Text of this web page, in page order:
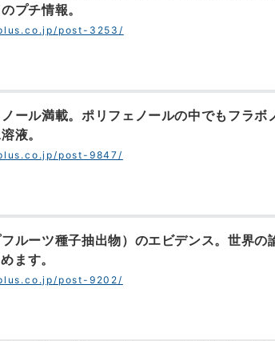
プチ情報。
post-3253/
ール満載。ポリフェノールの中でもフラボ
液。
post-9847/
ルーツ種子抽出物）のエビデンス。世界の
ます。
post-9202/